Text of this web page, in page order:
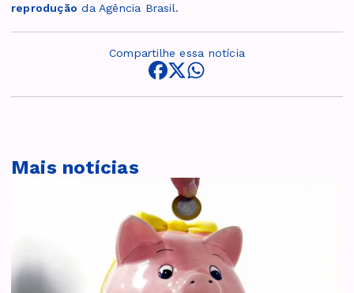
reprodução da Agência Brasil.
Compartilhe essa notícia
Mais notícias